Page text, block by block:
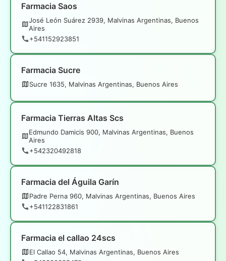
Farmacia Saos
José León Suárez 2939, Malvinas Argentinas, Buenos
Aires
+541152923851
Farmacia Sucre
Sucre 1635, Malvinas Argentinas, Buenos Aires
Farmacia Tierras Altas Scs
Edmundo Damicis 900, Malvinas Argentinas, Buenos
Aires
+542320492818
Farmacia del Águila Garín
Padre Perna 960, Malvinas Argentinas, Buenos Aires
+541122831861
Farmacia el callao 24scs
El Callao 54, Malvinas Argentinas, Buenos Aires